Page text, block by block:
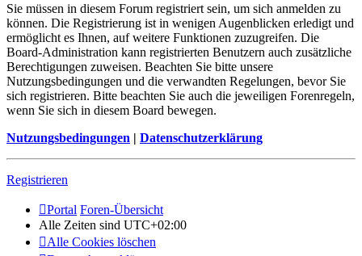
Sie müssen in diesem Forum registriert sein, um sich anmelden zu
können. Die Registrierung ist in wenigen Augenblicken erledigt und
ermöglicht es Ihnen, auf weitere Funktionen zuzugreifen. Die
Board-Administration kann registrierten Benutzern auch zusätzliche
Berechtigungen zuweisen. Beachten Sie bitte unsere
Nutzungsbedingungen und die verwandten Regelungen, bevor Sie
sich registrieren. Bitte beachten Sie auch die jeweiligen Forenregeln,
wenn Sie sich in diesem Board bewegen.
Nutzungsbedingungen | Datenschutzerklärung
Registrieren
Portal Foren-Übersicht
Alle Zeiten sind UTC+02:00
Alle Cookies löschen